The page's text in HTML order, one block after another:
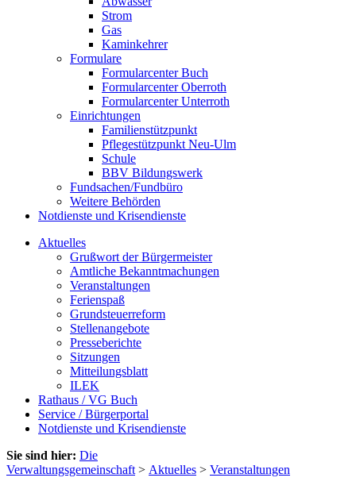
Strom
Gas
Kaminkehrer
Formulare
Formularcenter Buch
Formularcenter Oberroth
Formularcenter Unterroth
Einrichtungen
Familienstützpunkt
Pflegestützpunkt Neu-Ulm
Schule
BBV Bildungswerk
Fundsachen/Fundbüro
Weitere Behörden
Notdienste und Krisendienste
Aktuelles
Grußwort der Bürgermeister
Amtliche Bekanntmachungen
Veranstaltungen
Ferienspaß
Grundsteuerreform
Stellenangebote
Presseberichte
Sitzungen
Mitteilungsblatt
ILEK
Rathaus / VG Buch
Service / Bürgerportal
Notdienste und Krisendienste
Sie sind hier: Die
Verwaltungsgemeinschaft > Aktuelles > Veranstaltungen